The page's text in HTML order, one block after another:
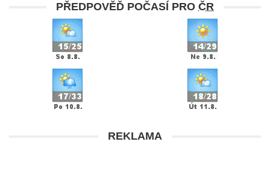
PŘEDPOVĚĎ POČASÍ PRO ČR
REKLAMA